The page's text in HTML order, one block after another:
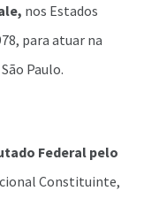
nos Estados
para atuar na
Paulo.
Federal pelo
Constituinte,